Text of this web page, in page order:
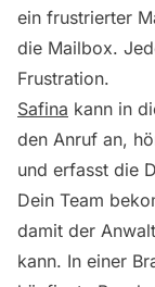
ein frustrierter
die Mailbox.
Frustration.
Safina kann in
den Anruf an,
und erfasst die
Dein Team
damit der
kann. In einer